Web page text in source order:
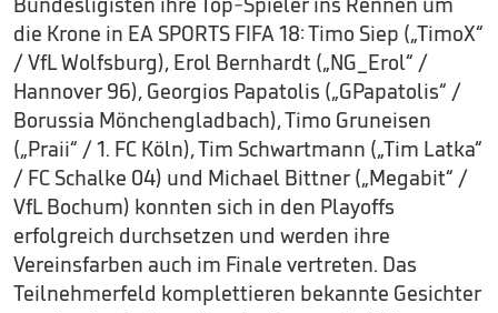
die Krone in EA SPORTS FIFA 18: Timo Siep („TimoX“
/ VfL Wolfsburg), Erol Bernhardt („NG_Erol“ /
Hannover 96), Georgios Papatolis („GPapatolis“ /
Borussia Mönchengladbach), Timo Gruneisen
(„Praii“ / 1. FC Köln), Tim Schwartmann („Tim Latka“
/ FC Schalke 04) und Michael Bittner („Megabit“ /
VfL Bochum) konnten sich in den Playoffs
erfolgreich durchsetzen und werden ihre
Vereinsfarben auch im Finale vertreten. Das
Teilnehmerfeld komplettieren bekannte Gesichter